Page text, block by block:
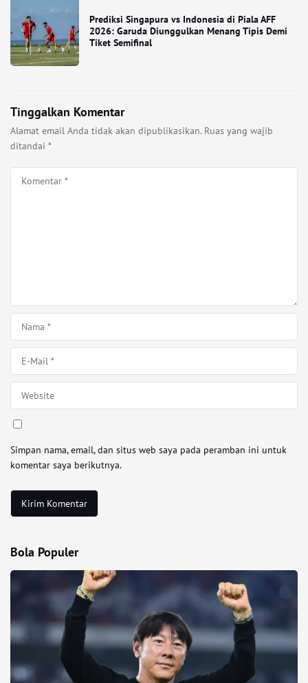
Prediksi Singapura vs Indonesia di Piala AFF
2026: Garuda Diunggulkan Menang Tipis Demi
Tiket Semifinal
Tinggalkan Komentar
Alamat email Anda tidak akan dipublikasikan. Ruas yang wajib
ditandai *
Simpan nama, email, dan situs web saya pada peramban ini untuk
komentar saya berikutnya.
Bola Populer